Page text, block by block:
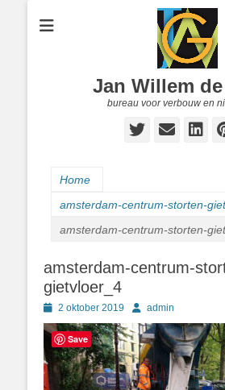
Jan Willem
bureau voor verbouw en
E-
Home
amsterdam-centrum-storten-
amsterdam-centrum-storten-
amsterdam-centrum-
gietvloer_4
Geplaatst
op
2 oktober 2019 Authoradmin
Save